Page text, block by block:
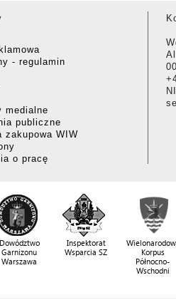
- regulamin
medialne
publiczne
zakupowa WIW
o pracę
Dowództwo
Garnizonu
Warszawa
Inspektorat
Wsparcia SZ
Korpus
Północno-
Wschodni